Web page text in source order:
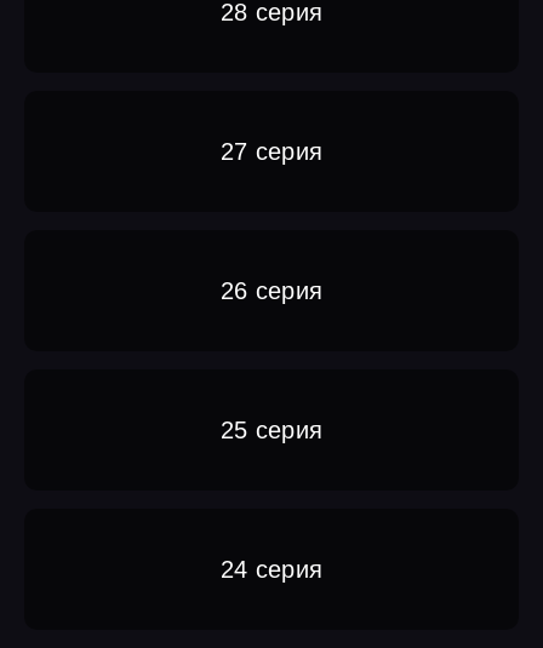
28 серия
27 серия
26 серия
25 серия
24 серия